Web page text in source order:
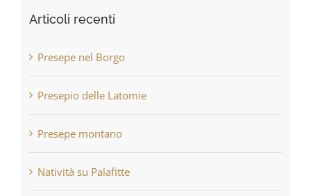
Articoli recenti
Presepe nel Borgo
Presepio delle Latomie
Presepe montano
Natività su Palafitte